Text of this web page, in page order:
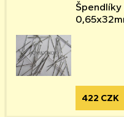
Špendlíky
422 CZK